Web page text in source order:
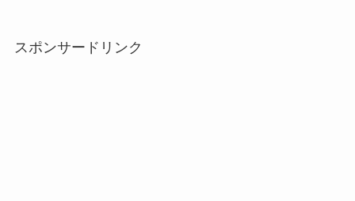
スポンサードリンク